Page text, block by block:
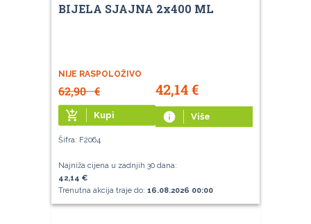
BIJELA SJAJNA 2x400 ML
NIJE RASPOLOŽIVO
62,90€ 42,14€
add_shopping_cart Kupi info Više
Šifra: F2064
Najniža cijena u zadnjih 30 dana:
42,14 €
Trenutna akcija traje do: 16.08.2026 00:00